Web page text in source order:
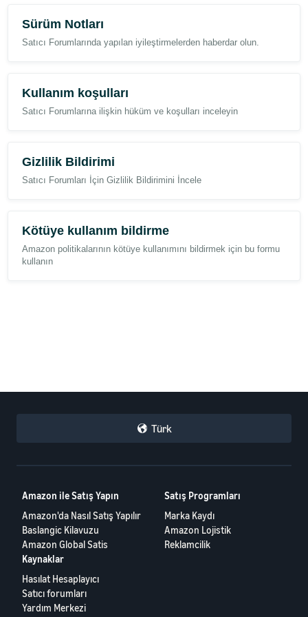
İlginiz ve hesabımı yeniden değerlendirdiğiniz için teşekkür ederim.
Sürüm Notları
Satıcı Forumlarında yapılan iyileştirmelerden haberdar olun.
Kullanım koşulları
Satıcı Forumlarına ilişkin hüküm ve koşulları inceleyin
Gizlilik Bildirimi
Satıcı Forumları İçin Gizlilik Bildirimini İncele
Kötüye kullanım bildirme
Amazon politikalarının kötüye kullanımını bildirmek için bu formu
kullanın
Türk
Amazon ile Satış Yapın
Amazon'da Nasıl Satış Yapılır
Baslangic Kilavuzu
Amazon Global Satis
Satış Programları
Marka Kaydı
Amazon Lojistik
Reklamcilik
Kaynaklar
Hasılat Hesaplayıcı
Satıcı forumları
Yardım Merkezi